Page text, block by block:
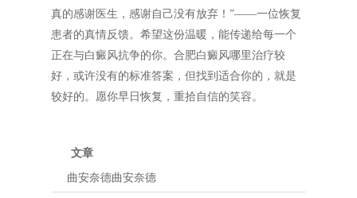
真的感谢医生，感谢自己没有放弃！”——一位恢复
患者的真情反馈。希望这份温暖，能传递给每一个
正在与白癜风抗争的你。合肥白癜风哪里治疗较
好，或许没有的标准答案，但找到适合你的，就是
较好的。愿你早日恢复，重拾自信的笑容。
文章
曲安奈德曲安奈德